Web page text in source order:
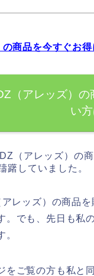
商品を今すぐお
（アレッズ）の
い
（アレッズ）の
躇していました。
レッズ）の商品
。でも、先日も私
。
をご覧の方も私と